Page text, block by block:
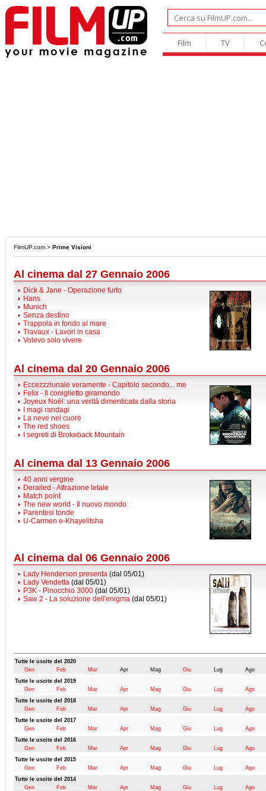
Film TV
FilmUP.com > Prime Visioni
Al cinema dal 27 Gennaio 2006
Dick & Jane - Operazione furto
Hans
Munich
Senza destino
Trappola in fondo al mare
Travaux - Lavori in casa
Volevo solo vivere
Al cinema dal 20 Gennaio 2006
Eccezzziunale veramente - Capitolo secondo... me
Felix - Il coniglietto giramondo
Joyeux Noël: una verità dimenticata dalla storia
I magi randagi
La neve nel cuore
The red shoes
I segreti di Brokeback Mountain
Al cinema dal 13 Gennaio 2006
40 anni vergine
Derailed - Attrazione letale
Match point
The new world - Il nuovo mondo
Parentesi tonde
U-Carmen e-Khayelitsha
Al cinema dal 06 Gennaio 2006
Lady Henderson presenta (dal 05/01)
Lady Vendetta (dal 05/01)
P3K - Pinocchio 3000 (dal 05/01)
Saw 2 - La soluzione dell'enigma (dal 05/01)
Tutte le uscite del 2020
Gen
Feb Mar Apr Mag Giu Lug
Ago
Tutte le uscite del 2019
Gen
Feb Mar Apr Mag Giu Lug
Ago
Tutte le uscite del 2018
Gen
Feb Mar Apr Mag Giu Lug
Ago
Tutte le uscite del 2017
Gen
Feb Mar Apr Mag Giu Lug
Ago
Tutte le uscite del 2016
Gen
Feb Mar Apr Mag Giu Lug
Ago
Tutte le uscite del 2015
Gen
Feb Mar Apr Mag Giu Lug
Ago
Tutte le uscite del 2014
Gen
Feb Mar Apr Mag Giu Lug
Ago